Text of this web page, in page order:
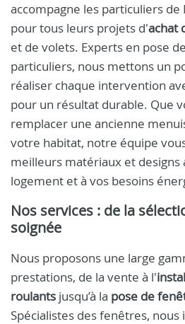
accompagne les particuliers
pour tous leurs projets d'achat
et de volets. Experts en pose
particuliers, nous mettons un
réaliser chaque intervention
pour un résultat durable. Que
remplacer une ancienne
votre habitat, notre équipe
meilleurs matériaux et designs
logement et à vos besoins
Nos services : de la
soignée
Nous proposons une large
prestations, de la vente à l'
roulants jusqu’à la pose de
Spécialistes des fenêtres, nous